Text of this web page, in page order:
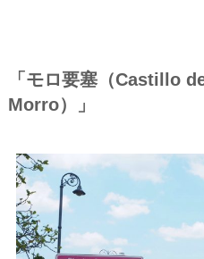
「モロ要塞（Castillo
Morro）」